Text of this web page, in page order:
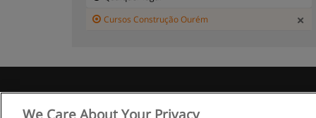
Cursos Construção Ourém
We Care About Your Privacy